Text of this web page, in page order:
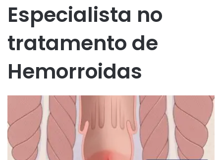
Especialista no
tratamento de
Hemorroidas